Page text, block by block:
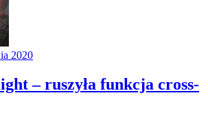
2020
– ruszyła funkcja cross-